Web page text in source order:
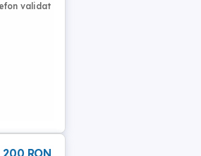
validat
200 RON